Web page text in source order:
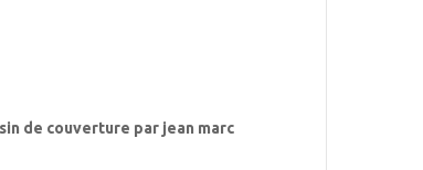
de couverture par jean marc